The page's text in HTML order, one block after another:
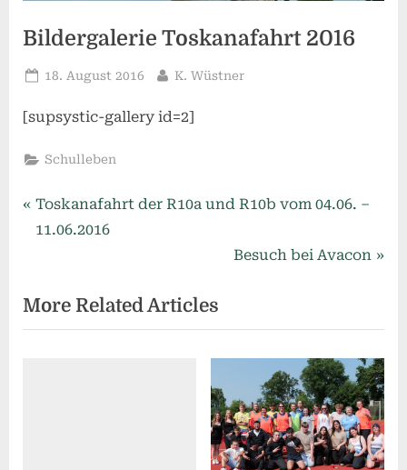
Bildergalerie Toskanafahrt 2016
Posted
18. August 2016 By
K. Wüstner
[supsystic-gallery id=2]
Schulleben
Beitragsnavigation
P
r
i
o
Toskanafahrt der R10a und R10b vom 04.06. –
11.06.2016
N
t
P
s
t
:
Besuch bei Avacon
More Related Articles